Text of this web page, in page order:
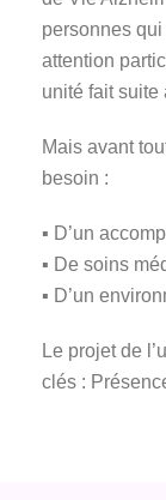
personnes
attention
unité fait suite
Mais avant
besoin :
▪ D’un
▪ De soins
▪ D’un
Le projet de
clés :